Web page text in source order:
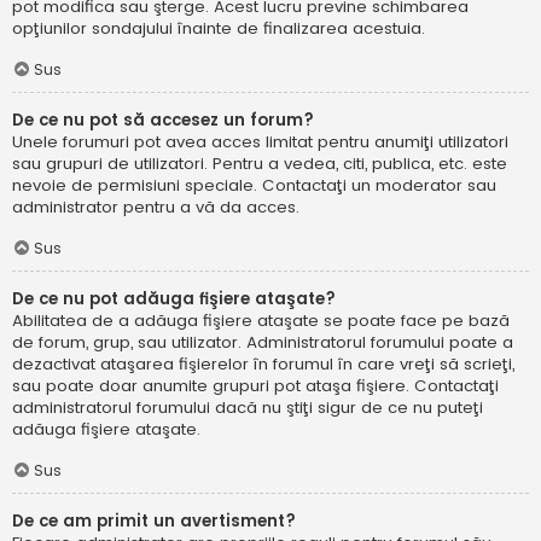
pot modifica sau şterge. Acest lucru previne schimbarea
opţiunilor sondajului înainte de finalizarea acestuia.
Sus
De ce nu pot să accesez un forum?
Unele forumuri pot avea acces limitat pentru anumiţi utilizatori
sau grupuri de utilizatori. Pentru a vedea, citi, publica, etc. este
nevoie de permisiuni speciale. Contactaţi un moderator sau
administrator pentru a vă da acces.
Sus
De ce nu pot adăuga fişiere ataşate?
Abilitatea de a adăuga fişiere ataşate se poate face pe bază
de forum, grup, sau utilizator. Administratorul forumului poate a
dezactivat ataşarea fişierelor în forumul în care vreţi să scrieţi,
sau poate doar anumite grupuri pot ataşa fişiere. Contactaţi
administratorul forumului dacă nu ştiţi sigur de ce nu puteţi
adăuga fişiere ataşate.
Sus
De ce am primit un avertisment?